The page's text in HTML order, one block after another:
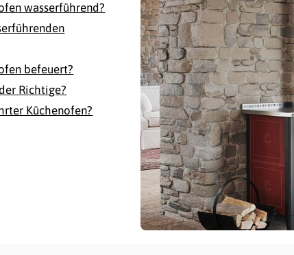
wasserführend?
befeuert?
Richtige?
Küchenofen?